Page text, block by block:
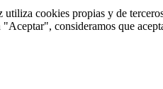
cookies propias y de
consideramos que